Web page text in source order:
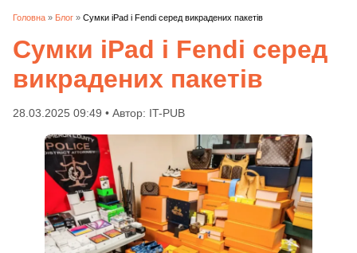
Головна » Блог » Сумки iPad і Fendi серед викрадених пакетів
Сумки iPad і Fendi серед
викрадених пакетів
28.03.2025 09:49 • Автор: IT-PUB